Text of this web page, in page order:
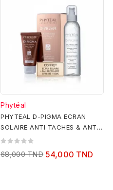
Phytéal
PHYTEAL D-PIGMA ECRAN
SOLAIRE ANTI TÄCHES & ANTI
ÂGES SPF100+ +EAU
68,000 TND 54,000 TND